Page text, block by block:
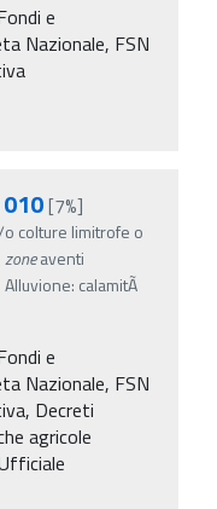
e
Nazionale, FSN
[7%]
colture limitrofe o
zoneaventi
calamitÃ
e
Nazionale, FSN
Decreti
agricole